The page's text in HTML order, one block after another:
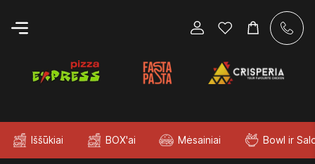
Iššūkiai BOX'ai Mėsainiai Bowl ir